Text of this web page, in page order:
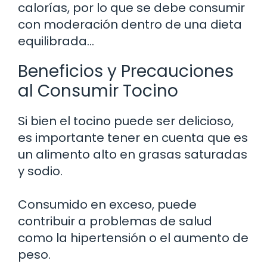
calorías, por lo que se debe consumir
con moderación dentro de una dieta
equilibrada…
Beneficios y Precauciones
al Consumir Tocino
Si bien el tocino puede ser delicioso,
es importante tener en cuenta que es
un alimento alto en grasas saturadas
y sodio.
Consumido en exceso, puede
contribuir a problemas de salud
como la hipertensión o el aumento de
peso.